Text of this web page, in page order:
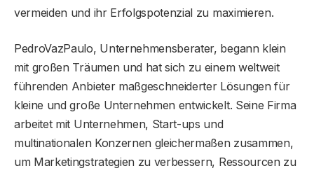
vermeiden und ihr Erfolgspotenzial zu maximieren.
PedroVazPaulo, Unternehmensberater, begann klein
mit großen Träumen und hat sich zu einem weltweit
führenden Anbieter maßgeschneiderter Lösungen für
kleine und große Unternehmen entwickelt. Seine Firma
arbeitet mit Unternehmen, Start-ups und
multinationalen Konzernen gleichermaßen zusammen,
um Marketingstrategien zu verbessern, Ressourcen zu